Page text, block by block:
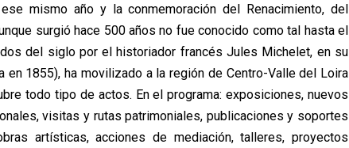
mismo año y la conmemoración del Renacimiento, del
surgió hace 500 años no fue conocido como tal hasta el
del siglo por el historiador francés Jules Michelet, en su
en 1855), ha movilizado a la región de Centro-Valle del Loira
todo tipo de actos. En el programa: exposiciones, nuevos
visitas y rutas patrimoniales, publicaciones y soportes
artísticas, acciones de mediación, talleres, proyectos